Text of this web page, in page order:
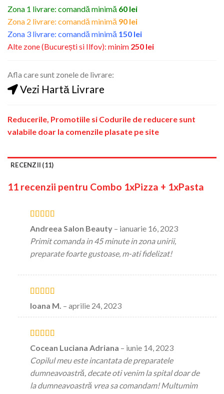
Zona 1 livrare: comandă minimă 60 lei
Zona 2 livrare: comandă minimă 90 lei
Zona 3 livrare: comandă minimă 150 lei
Alte zone (București si Ilfov): minim 250 lei
Afla care sunt zonele de livrare:
Vezi Hartă Livrare
Reducerile, Promotiile si Codurile de reducere sunt
valabile doar la comenzile plasate pe site
RECENZII (11)
11 recenzii pentru Combo 1xPizza + 1xPasta
Evaluat la 5
stele din 5
Andreea Salon Beauty – ianuarie 16, 2023
Primit comanda in 45 minute in zona unirii,
preparate foarte gustoase, m-ati fidelizat!
Evaluat la
stele din 5
Ioana M. – aprilie 24, 2023
Evaluat la 5
stele din 5
Cocean Luciana Adriana – iunie 14, 2023
Copilul meu este incantata de preparatele
dumneavoastră, decate oti venim la spital doar de
la dumneavoastră vrea sa comandam! Multumim